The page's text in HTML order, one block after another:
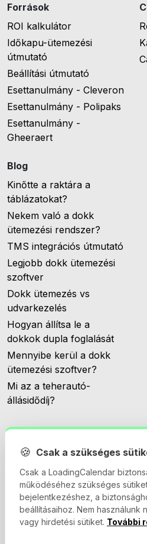
Források
ROI kalkulátor
Időkapu-ütemezési
útmutató
Beállítási útmutató
Esettanulmány - Cleveron
Esettanulmány - Polipaks
Esettanulmány -
Gheeraert
Blog
Kinőtte a raktára a
táblázatokat?
Nekem való a dokk
ütemezési rendszer?
TMS integrációs útmutató
Legjobb dokk ütemezési
szoftver
Dokk ütemezés vs
udvarkezelés
Hogyan állítsa le a
dokkok dupla foglalását
Mennyibe kerül a dokk
ütemezési szoftver?
Mi az a teherautó-
állásidődíj?
© 2026 Loadingcalendar.com.
🍪 Csak a szükséges
Csak a LoadingCalendar
működéséhez szükséges
bejelentkezéshez, a
beállításaihoz. Nem használunk
vagy hirdetési sütiket. További